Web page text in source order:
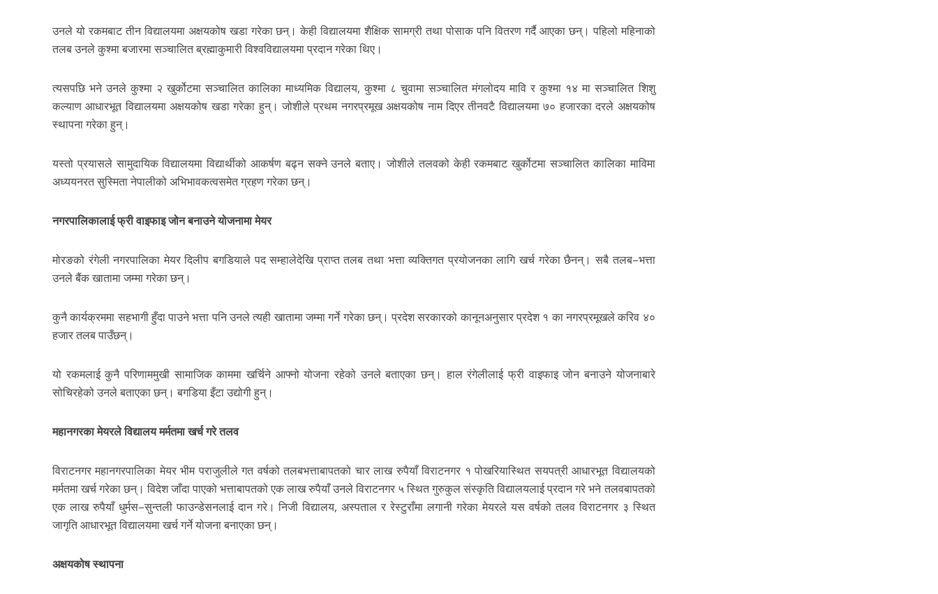
उनले यो रकमबाट तीन विद्यालयमा अक्षयकोष खडा गरेका छन्। केही विद्यालयमा शैक्षिक सामग्री तथा पोसाक पनि वितरण गर्दै आएका छन्। पहिलो महिनाको
तलब उनले कुश्मा बजारमा सञ्चालित ब्रह्माकुमारी विश्वविद्यालयमा प्रदान गरेका थिए।
त्यसपछि भने उनले कुश्मा २ खुर्कोटमा सञ्चालित कालिका माध्यमिक विद्यालय, कुश्मा ८ चुवामा सञ्चालित मंगलोदय मावि र कुश्मा १४ मा सञ्चालित शिशु
कल्याण आधारभूत विद्यालयमा अक्षयकोष खडा गरेका हुन्।जोशीले प्रथम नगरप्रमूख अक्षयकोष नाम दिएर तीनवटै विद्यालयमा ७० हजारका दरले अक्षयकोष
स्थापना गरेका हुन्।
यस्तो प्रयासले सामुदायिक विद्यालयमा विद्यार्थीको आकर्षण बढ्न सक्ने उनले बताए। जोशीले तलवको केही रकमबाट खुर्कोटमा सञ्चालित कालिका माविमा
अध्ययनरत सुस्मिता नेपालीको अभिभावकत्वसमेत ग्रहण गरेका छन्।
नगरपालिकालाई फ्री वाइफाइ जोन बनाउने योजनामा मेयर
मोरङको रंगेली नगरपालिका मेयर दिलीप बगडियाले पद सम्हालेदेखि प्राप्त तलब तथा भत्ता व्यक्तिगत प्रयोजनका लागि खर्च गरेका छैनन्। सबै तलब–भत्ता
उनले बैंक खातामा जम्मा गरेका छन्।
कुनै कार्यक्रममा सहभागी हुँदा पाउने भत्ता पनि उनले त्यही खातामा जम्मा गर्ने गरेका छन्। प्रदेश सरकारको कानूनअनुसार प्रदेश १ का नगरप्रमूखले करिव ४०
हजार तलब पाउँछन्।
यो रकमलाई कुनै परिणाममुखी सामाजिक काममा खर्चिने आफ्नो योजना रहेको उनले बताएका छन्। हाल रंगेलीलाई फ्री वाइफाइ जोन बनाउने योजनाबारे
सोचिरहेको उनले बताएका छन्। बगडिया इँटा उद्योगी हुन्।
महानगरका मेयरले विद्यालय मर्मतमा खर्च गरे तलव
विराटनगर महानगरपालिका मेयर भीम पराजुलीले गत वर्षको तलबभत्ताबापतको चार लाख रुपैयाँ विराटनगर १ पोखरियास्थित सयपत्री आधारभूत विद्यालयको
मर्मतमा खर्च गरेका छन्। विदेश जाँदा पाएको भत्ताबापतको एक लाख रुपैयाँ उनले विराटनगर ५ स्थित गुरुकुल संस्कृति विद्यालयलाई प्रदान गरे भने तलवबापतको
एक लाख रुपैयाँ धुर्मस–सुन्तली फाउन्डेसनलाई दान गरे। निजी विद्यालय, अस्पताल र रेस्टुराँमा लगानी गरेका मेयरले यस वर्षको तलव विराटनगर ३ स्थित
जागृति आधारभूत विद्यालयमा खर्च गर्ने योजना बनाएका छन्।
अक्षयकोष स्थापना